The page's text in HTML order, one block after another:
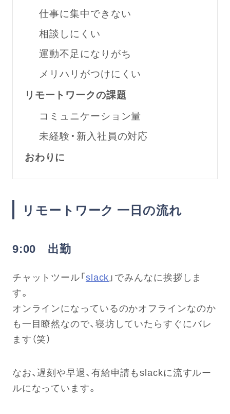
仕事に集中できない
相談しにくい
運動不足になりがち
メリハリがつけにくい
リモートワークの課題
コミュニケーション量
未経験・新入社員の対応
おわりに
リモートワーク 一日の流れ
9:00 出勤
チャットツール「slack 」でみんなに挨拶しま
す。
オンラインになっているのかオフラインなのか
も一目瞭然なので、寝坊していたらすぐにバレ
ます（笑）
なお、遅刻や早退、有給申請もslackに流すルー
ルになっています。